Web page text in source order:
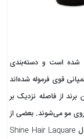
شده است و دسته‌بندی
قوی فرموله شده‌اند
برند از فاصله نزدیک بر
مو می‌شوند. بعضی از
قوی‌ترین اسپری‌های این برند عبارتند از مدل Shine Hair Laquare